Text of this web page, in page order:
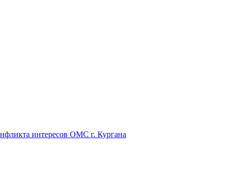
интересов ОМС г. Кургана